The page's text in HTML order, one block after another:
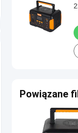
Powiązane